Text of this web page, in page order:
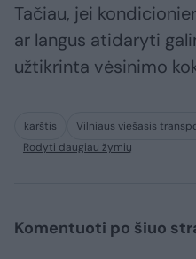
Tačiau, jei
ar langus atidaryti
užtikrinta vėsinimo
karštis Vilniaus viešasis
Rodyti daugiau žymių
Komentuoti po šiuo